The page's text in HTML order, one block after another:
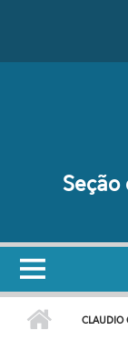
Seção
CLAUDIO